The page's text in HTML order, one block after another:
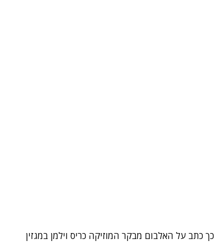
כך כתב על האלבום מבקר המוזיקה כריס וילמן במגזין